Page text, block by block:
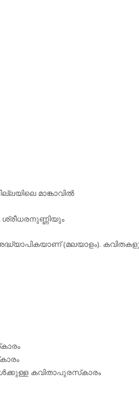
മാങ്കാവില്‍
ശ്രീധരനുണ്ണിയും
അദ്ധ്യാപികയാണ് (മലയാളം).
കവിതാപുരസ്‌കാരം